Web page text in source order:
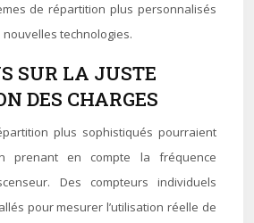
de répartition plus personnalisés
technologies.
SUR LA JUSTE
DES CHARGES
plus sophistiqués pourraient
prenant en compte la fréquence
Des compteurs individuels
pour mesurer l’utilisation réelle de